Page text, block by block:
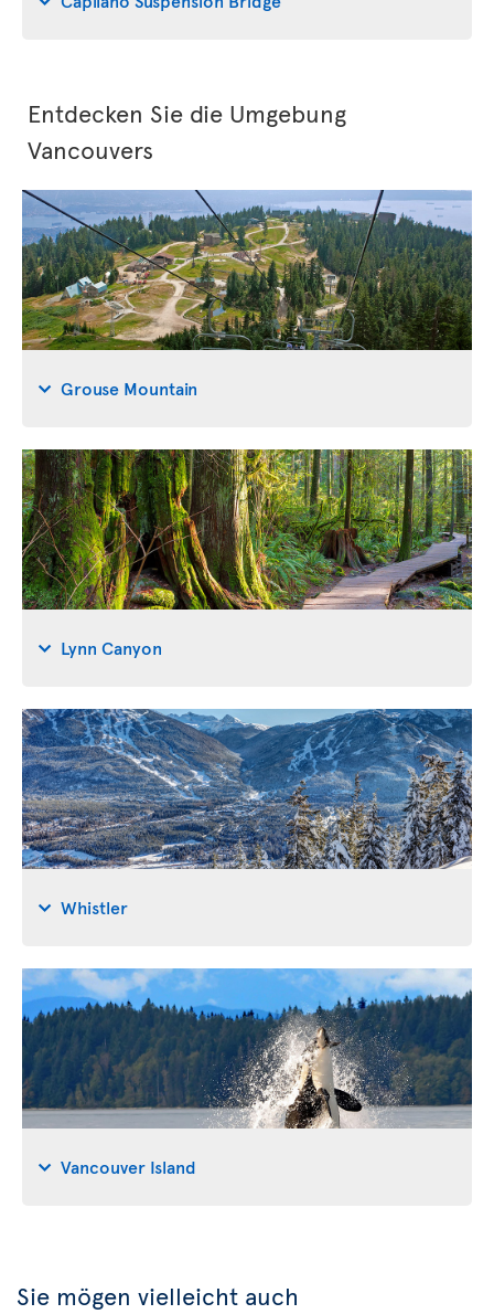
Entdecken Sie die Umgebung
Vancouvers
Grouse Mountain
Lynn Canyon
Whistler
Vancouver Island
Sie mögen vielleicht auch